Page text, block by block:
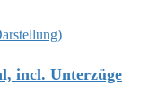
incl. Unterzüge